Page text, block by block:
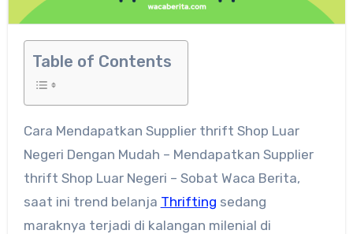
Table of Contents
Cara Mendapatkan Supplier thrift Shop Luar
Negeri Dengan Mudah – Mendapatkan Supplier
thrift Shop Luar Negeri – Sobat Waca Berita,
saat ini trend belanja Thrifting sedang
maraknya terjadi di kalangan milenial di